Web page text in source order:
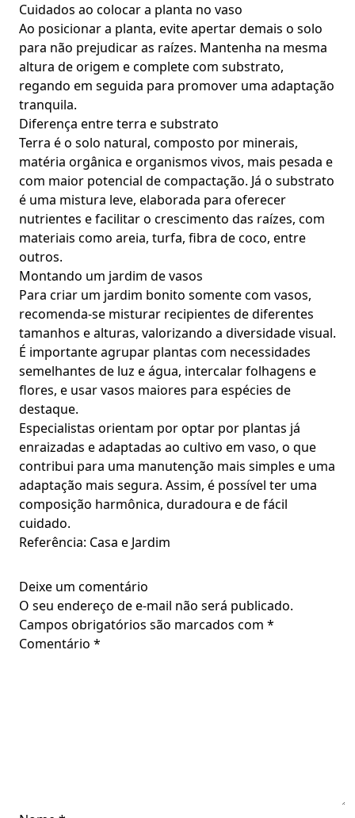
Cuidados ao colocar a planta no vaso
Ao posicionar a planta, evite apertar demais o solo
para não prejudicar as raízes. Mantenha na mesma
altura de origem e complete com substrato,
regando em seguida para promover uma adaptação
tranquila.
Diferença entre terra e substrato
Terra é o solo natural, composto por minerais,
matéria orgânica e organismos vivos, mais pesada e
com maior potencial de compactação. Já o substrato
é uma mistura leve, elaborada para oferecer
nutrientes e facilitar o crescimento das raízes, com
materiais como areia, turfa, fibra de coco, entre
outros.
Montando um jardim de vasos
Para criar um jardim bonito somente com vasos,
recomenda-se misturar recipientes de diferentes
tamanhos e alturas, valorizando a diversidade visual.
É importante agrupar plantas com necessidades
semelhantes de luz e água, intercalar folhagens e
flores, e usar vasos maiores para espécies de
destaque.
Especialistas orientam por optar por plantas já
enraizadas e adaptadas ao cultivo em vaso, o que
contribui para uma manutenção mais simples e uma
adaptação mais segura. Assim, é possível ter uma
composição harmônica, duradoura e de fácil
cuidado.
Referência: Casa e Jardim
Deixe um comentário
O seu endereço de e-mail não será publicado.
Campos obrigatórios são marcados com *
Comentário *